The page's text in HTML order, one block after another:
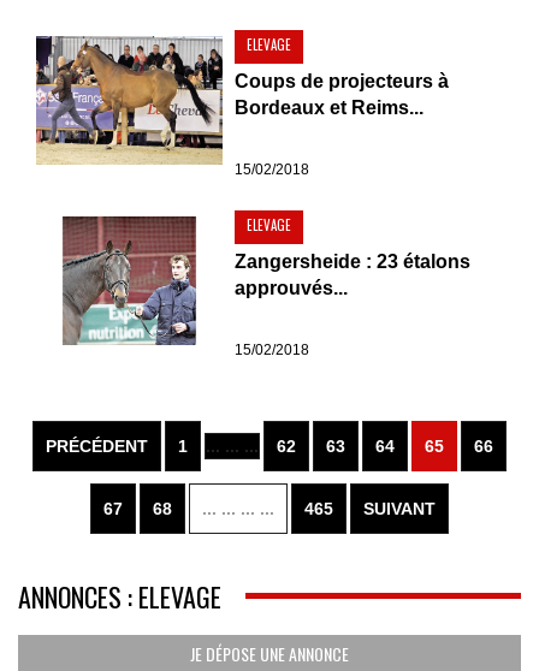
ELEVAGE
Coups de projecteurs à
Bordeaux et Reims...
15/02/2018
ELEVAGE
Zangersheide : 23 étalons
approuvés...
15/02/2018
PRÉCÉDENT 1 ... ... ... 62 63 64 65 66
67 68 ... ... ... ... 465 SUIVANT
ANNONCES : ELEVAGE
JE DÉPOSE UNE ANNONCE